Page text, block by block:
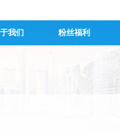
我们 粉丝福利